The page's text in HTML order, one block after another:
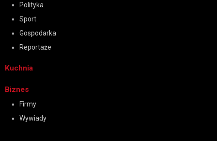
Polityka
Sport
Gospodarka
Reportaże
Kuchnia
Biznes
Firmy
Wywiady